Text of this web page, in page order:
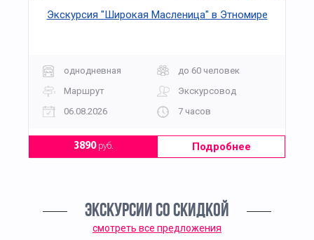
Экскурсия "Широкая Масленица" в Этномире
однодневная
до 60 человек
Маршрут
Экскурсовод
06.08.2026
7 часов
3890руб. Подробнее
ЭКСКУРСИИ СО СКИДКОЙ
смотреть все предложения